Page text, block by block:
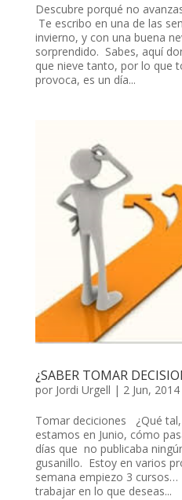
Descubre porqué no
Te escribo en una de las
invierno, y con una buena
sorprendido. Sabes, aquí
que nieve tanto, por lo que
provoca, es un día...
¿SABER TOMAR
por Jordi Urgell | 2 Jun, 2014
Tomar deciciones ¿Qué
estamos en Junio, cómo
días que no publicaba
gusanillo. Estoy en varios
semana empiezo 3
trabajar en lo que deseas...